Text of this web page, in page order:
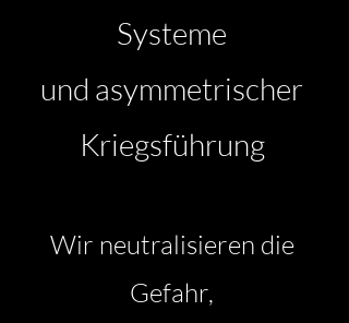
Systeme
und asymmetrischer
Kriegsführung
Wir neutralisieren die
Gefahr,